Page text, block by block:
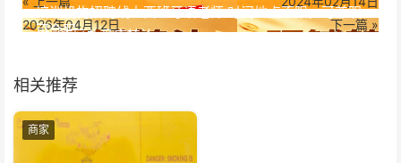
培训机构招聘线上西班牙语老师:时间地点不限，可兼职
可全职
ONCE区礼品店转让
下一篇 »
2026年04月12日
相关推荐
商家